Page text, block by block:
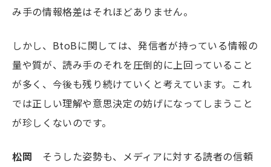
み手の情報格差はそれほどありません。
しかし、BtoBに関しては、発信者が持っている情報の
量や質が、読み手のそれを圧倒的に上回っていること
が多く、今後も残り続けていくと考えています。これ
では正しい理解や意思決定の妨げになってしまうこと
が珍しくないのです。
松岡 そうした姿勢も、メディアに対する読者の信頼